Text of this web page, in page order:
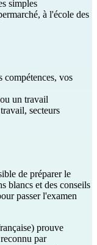
simples
à l'école des
compétences, vos
un travail
secteurs
de préparer le
blancs et des conseils
passer l'examen
prouve
par